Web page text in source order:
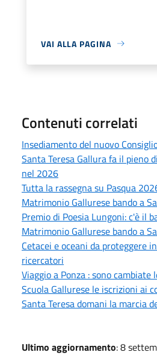
VAI ALLA PAGINA
Contenuti correlati
Insediamento del nuovo
Santa Teresa Gallura fa il pieno
nel 2026
Tutta la rassegna su Pasqua
Matrimonio Gallurese bando a
Premio di Poesia Lungoni: c'è il
Matrimonio Gallurese bando a
Cetacei e oceani da proteggere
ricercatori
Viaggio a Ponza : sono cambiate
Scuola Gallurese le iscrizioni ai
Santa Teresa domani la marcia
Ultimo aggiornamento: 8